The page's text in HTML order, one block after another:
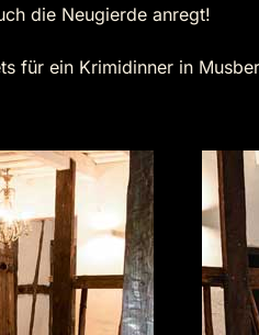
die Neugierde anregt!
für ein Krimidinner in